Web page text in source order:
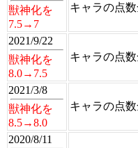
獣神化を
7.5→7
キャラの点
2021/9/22
獣神化を
8.0→7.5
キャラの点
2021/3/8
獣神化を
8.5→8.0
キャラの点
2020/8/11